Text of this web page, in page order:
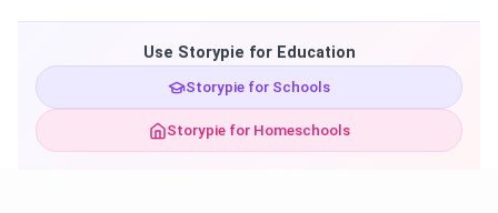
Use Storypie for Education
Storypie for Schools
Storypie for Homeschools